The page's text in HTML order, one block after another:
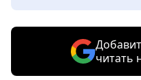
читать